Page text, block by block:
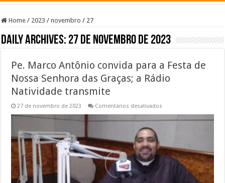
Home / 2023 / novembro / 27
Daily Archives: 27 de novembro de 2023
Pe. Marco Antônio convida para a Festa de
Nossa Senhora das Graças; a Rádio
Natividade transmite
27 de novembro de 2023 Comentários desativados
Marco
a
Festa
de
Nossa